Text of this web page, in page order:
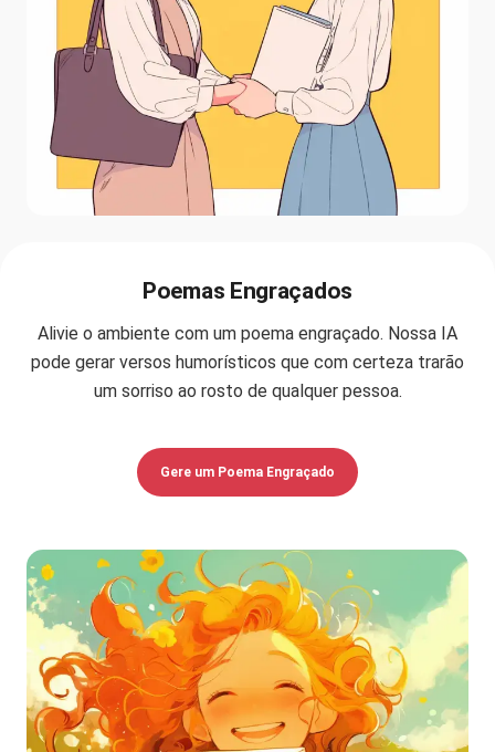
Poemas Engraçados
Alivie o ambiente com um poema engraçado. Nossa IA
pode gerar versos humorísticos que com certeza trarão
um sorriso ao rosto de qualquer pessoa.
Gere um Poema Engraçado